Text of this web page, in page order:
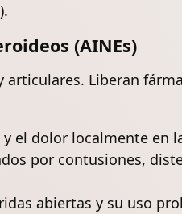
(AINEs)
articulares. Liberan
el dolor localmente en
por contusiones,
abiertas y su uso